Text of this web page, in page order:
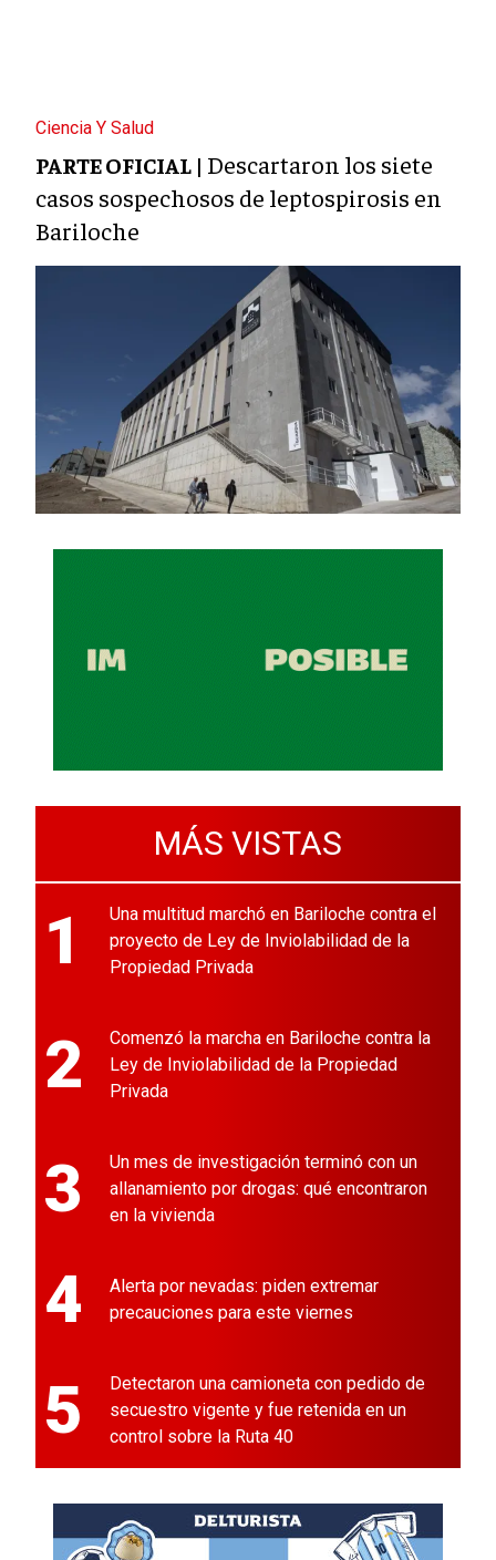
Ciencia Y Salud
PARTE OFICIAL | Descartaron los siete
casos sospechosos de leptospirosis en
Bariloche
MÁS VISTAS
1
Una multitud marchó en Bariloche contra el
proyecto de Ley de Inviolabilidad de la
Propiedad Privada
2
Comenzó la marcha en Bariloche contra la
Ley de Inviolabilidad de la Propiedad
Privada
3
Un mes de investigación terminó con un
allanamiento por drogas: qué encontraron
en la vivienda
4
Alerta por nevadas: piden extremar
precauciones para este viernes
5
Detectaron una camioneta con pedido de
secuestro vigente y fue retenida en un
control sobre la Ruta 40